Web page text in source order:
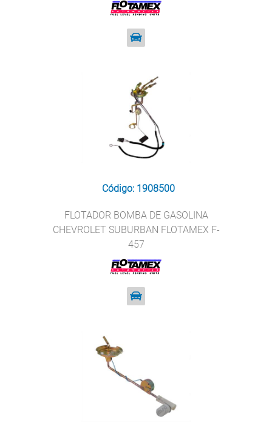
Código: 1908500
FLOTADOR BOMBA DE GASOLINA
CHEVROLET SUBURBAN FLOTAMEX F-
457